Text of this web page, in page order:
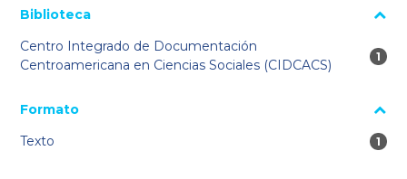
Biblioteca
Centro Integrado de Documentación
Centroamericana en Ciencias Sociales (CIDCACS)
1
1
Formato
Texto
1
1